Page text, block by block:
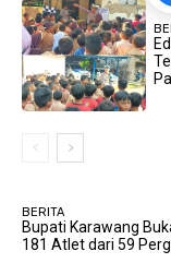
BERITA
Bupati Karawang
181 Atlet dari 59